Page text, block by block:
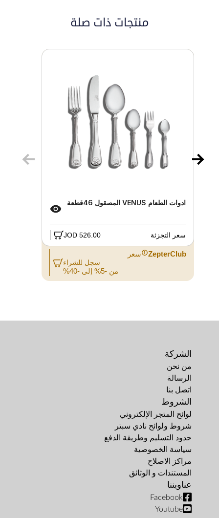
منتجات ذات صلة
ادوات الطعام VENUS المصقول 46قطعة
سعر التجزئة 526.00 JOD
ZepterClub سعر
سجل للشراء
من -5% إلى -40%
الشركة
من نحن
الرسالة
اتصل بنا
الشروط
لوائح المتجر الإلكتروني
شروط ولوائح نادي سبتر
حدود التسليم وطريقة الدفع
سياسة الخصوصية
مراكز الاصلاح
المستندات و الوثائق
عناويننا
Facebook
Youtube